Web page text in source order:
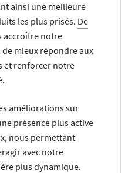
ainsi une meilleure
les plus prisés. De
accroître notre
de mieux répondre aux
et renforcer notre
améliorations sur
présence plus active
nous permettant
avec notre
plus dynamique.